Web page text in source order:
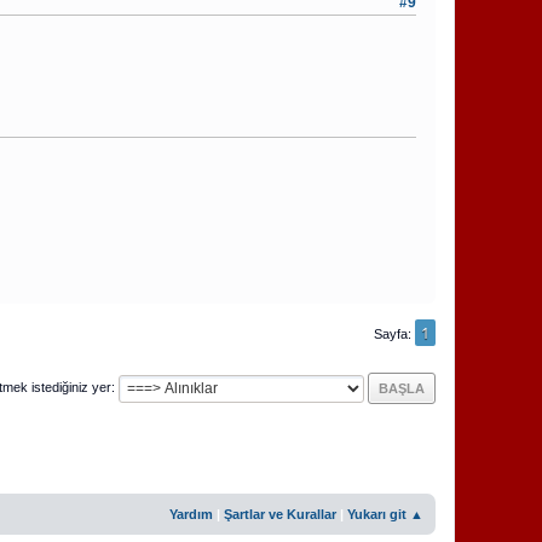
Sayfa 1
istediğiniz yer
Yardım | Şartlar ve Kurallar | Yukarı git ▲